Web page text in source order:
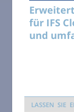
für IFS
und
LASSEN SIE